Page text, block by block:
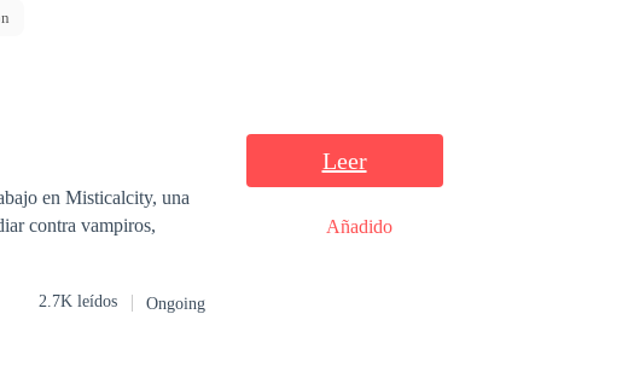
en Misticalcity, una
contra vampiros,
2.7K leídos Ongoing
Leer
Añadido